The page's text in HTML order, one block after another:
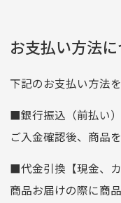
りますのでご了承
支店名
和
口座種別
普通
口座番号
口座名義
お支払い方法
下記のお支払い方法
■銀行振込（前払い）
ご入金確認後、商品
■代金引換【現金、カ
商品お届けの際に商